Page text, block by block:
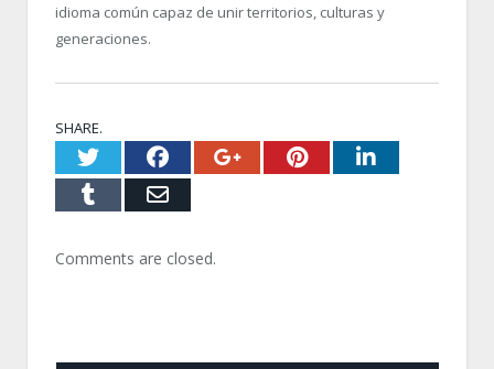
idioma común capaz de unir territorios, culturas y
generaciones.
SHARE.
TwitterFacebookGoogle+Pinterest
TumblrEmail
Comments are closed.